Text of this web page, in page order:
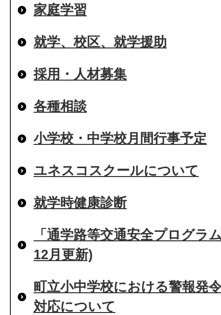
家庭学習
就学、校区、就学援助
採用・人材募集
各種相談
小学校・中学校月間行事予定
ユネスコスクールについて
就学時健康診断
「通学路等交通安全プログラ
12月更新)
町立小中学校における警報発
対応について